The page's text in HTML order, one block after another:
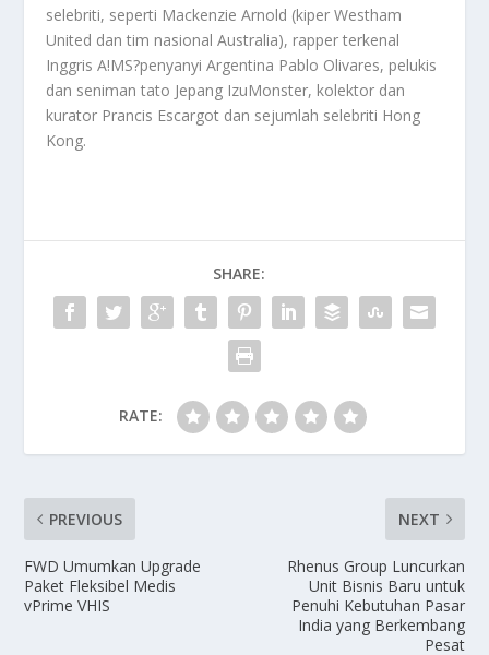
selebriti, seperti Mackenzie Arnold (kiper Westham
United dan tim nasional Australia), rapper terkenal
Inggris A!MS?penyanyi Argentina Pablo Olivares, pelukis
dan seniman tato Jepang IzuMonster, kolektor dan
kurator Prancis Escargot dan sejumlah selebriti Hong
Kong.
SHARE:
RATE:
PREVIOUS
FWD Umumkan Upgrade
Paket Fleksibel Medis
vPrime VHIS
NEXT
Rhenus Group Luncurkan
Unit Bisnis Baru untuk
Penuhi Kebutuhan Pasar
India yang Berkembang
Pesat